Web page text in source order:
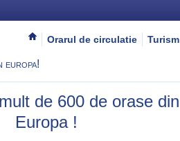
Orarul de circulatie Turism
europa!
de 600 de orase din
Europa !